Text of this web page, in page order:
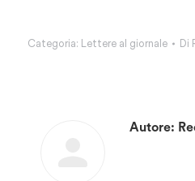
Categoria: Lettere al giornale Di
Autore: